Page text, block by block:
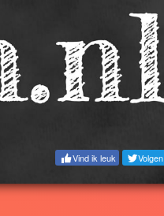
Vind ik leuk Volgen